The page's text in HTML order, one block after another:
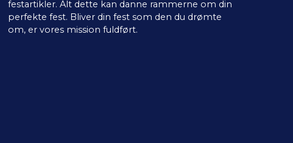
festartikler. Alt dette kan danne rammerne om din
perfekte fest. Bliver din fest som den du drømte
om, er vores mission fuldført.